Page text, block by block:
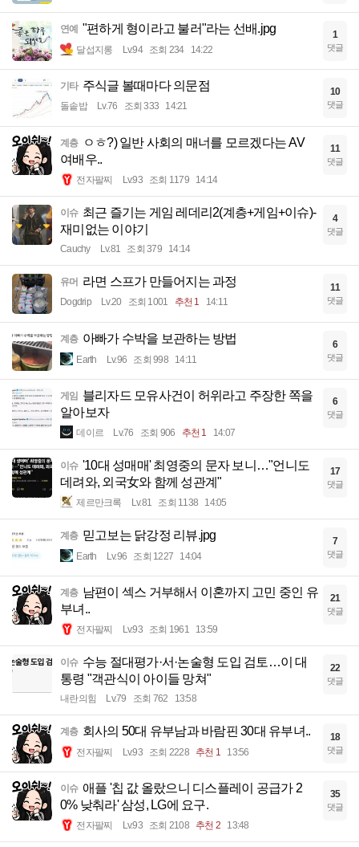
연예 "편하게 형이라고 불러"라는 선배.jpg
달섭지롱 Lv.94 조회 234 14:22
1
댓글
기타 주식글 볼때마다 의문점
돌솥밥 Lv.76 조회 333 14:21
10
댓글
계층
ㅇㅎ?) 일반 사회의 매너를 모르겠다는 AV
여배우..
전자팔찌 Lv.93 조회 1179 14:14
11
댓글
이슈 최근 즐기는 게임 레데리2(계층+게임+이슈)-
재미없는 이야기
Cauchy Lv.81 조회 379 14:14
4
댓글
유머 라면 스프가 만들어지는 과정
Dogdrip Lv.20 조회 1001 추천 1 14:11
11
댓글
계층 아빠가 수박을 보관하는 방법
Earth Lv.96 조회 998 14:11
6
댓글
게임
블리자드 모유사건이 허위라고 주장한 쪽을
알아보자
데이르 Lv.76 조회 906 추천 1 14:07
6
댓글
이슈 '10대 성매매' 최영중의 문자 보니…"언니도
데려와, 외국女와 함께 성관계"
제르만크록 Lv.81 조회 1138 14:05
17
댓글
계층 믿고보는 닭강정 리뷰.jpg
Earth Lv.96 조회 1227 14:04
7
댓글
계층 남편이 섹스 거부해서 이혼까지 고민 중인 유
부녀..
전자팔찌 Lv.93 조회 1961 13:59
21
댓글
이슈 수능 절대평가·서·논술형 도입 검토…이 대
통령 "객관식이 아이들 망쳐"
내란의힘 Lv.79 조회 762 13:58
22
댓글
계층 회사의 50대 유부남과 바람핀 30대 유부녀..
전자팔찌 Lv.93 조회 2228 추천 1 13:56
18
댓글
이슈 애플 '칩 값 올랐으니 디스플레이 공급가 2
0% 낮춰라' 삼성, LG에 요구.
전자팔찌 Lv.93 조회 2108 추천 2 13:48
35
댓글